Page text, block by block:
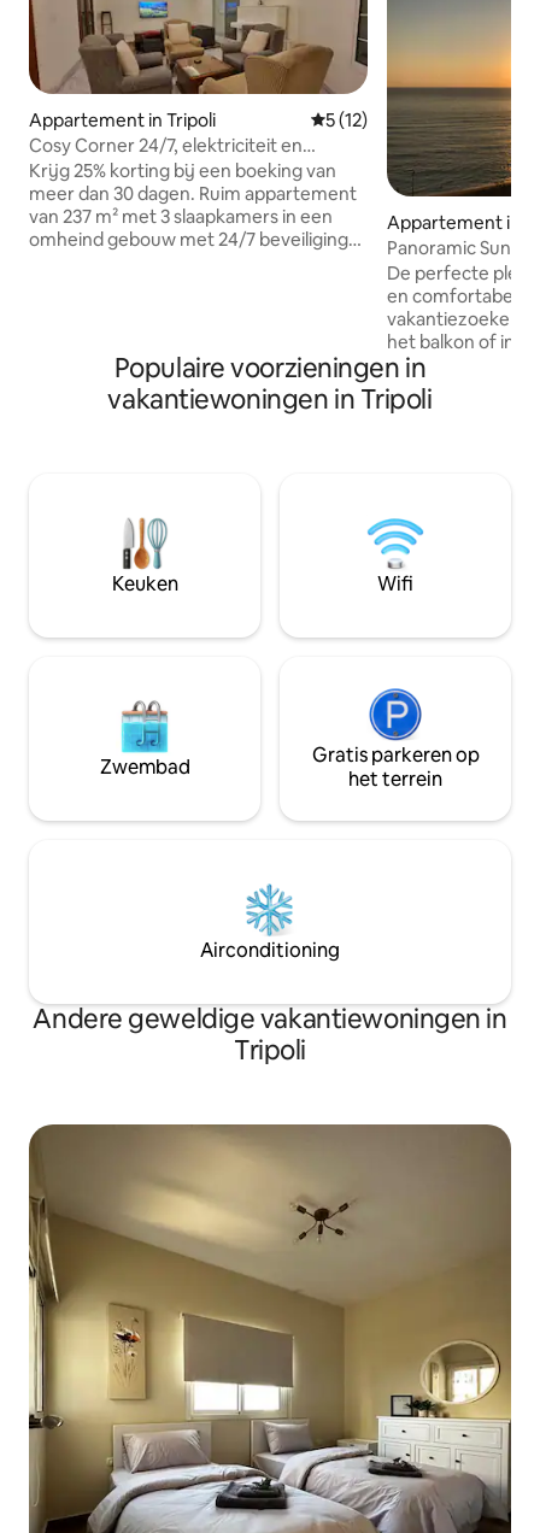
Appartement in Tripoli Gemiddelde beoordeling
5 (12)
Cosy Corner 24/7, elektriciteit en
internet, boek 30 dagen en krijg 25%
korting
Krijg 25% korting bij een boeking van
meer dan 30 dagen. Ruim appartement
van 237 m² met 3 slaapkamers in een
omheind gebouw met 24/7 beveiliging
cafestraat van Farez. Profiteer van 24/7
elektriciteit, gratis onbeperkt
glasvezelinternet, met ultrasnelle wifi 7.
LG-airco's in elke kamer voor jouw
Appartement in
Panoramic
GRATIS WIFI *
De perfecte plek
en comfortabele
vakantiezoekers. Stel je voor dat je op
het balkon of in
hoort breken
panoramische
sensationele
gebouw heeft
conciërge-ingang en
van je verhuurder is om
onvergetelijk
Populaire voorzieningen in
vakantiewoningen in Tripoli
Keuken Wifi
Zwembad
Gratis parkeren op
het terrein
Airconditioning
Andere geweldige vakantiewoningen in
Tripoli